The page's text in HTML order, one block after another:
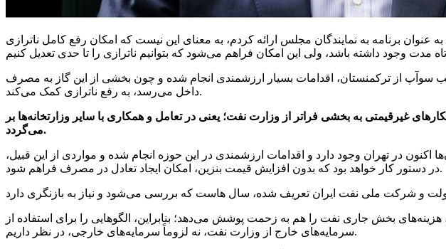
برنامه به نمایندگان مجلس ارائه کردم، به معنای این نیست که امکان رفع کامل ناترازی
سوآپ از ترکمنستان، اقدامات بسیار ارزشمندی انجام شده و چون بخشی از این گاز به مصرف
داخل می‌رسد، به رفع ناترازی کمک می‌کند.
غیرقیمتی به بخشی فراتر از وزارت نفت؛ یعنی در تعامل و همکاری با سایر وزارتخانه‌ها بر
می‌گردد.
در تهران وجود دارد و اقدامات ارزشمندی در این حوزه انجام شده و مواردی از این قبیل،
در دستور کار خواهد بود که بدون افزایش قیمت بنزین، امکان ایجاد تعادل در مصرف فراهم شود.
فعلی، هزینه‌های بخش جاری نفت را هم به زحمت پوشش می‌دهد؛ بنابراین، الگو‌هایی را برای استفاده از
سرمایه‌های خارج از وزارت نفت، نه لزوماً سرمایه‌های خارجی، در نظر داریم.